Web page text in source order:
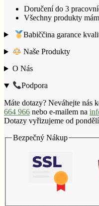
Doručení do 3
Všechny produkty
Babiččina garance
Naše Produkty
O Nás
Podpora
Máte dotazy? Neváhejte nás
664 966 nebo e-mailem na
Dotazy vyřizujeme od
Bezpečný Nákup